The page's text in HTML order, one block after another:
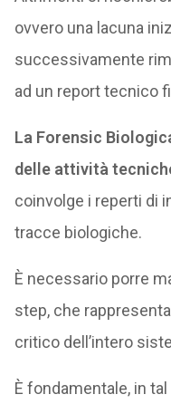
ovvero una lacuna
successivamente
ad un report tecnico
La Forensic
delle attività
coinvolge i reperti di
tracce biologiche.
È necessario porre
step, che
critico dell’intero
È fondamentale, in